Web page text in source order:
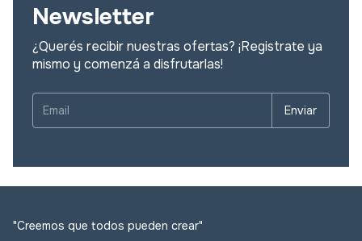
"Creemos que todos pueden crear"
PRÓXIMAMENTE
Puntos de Venta